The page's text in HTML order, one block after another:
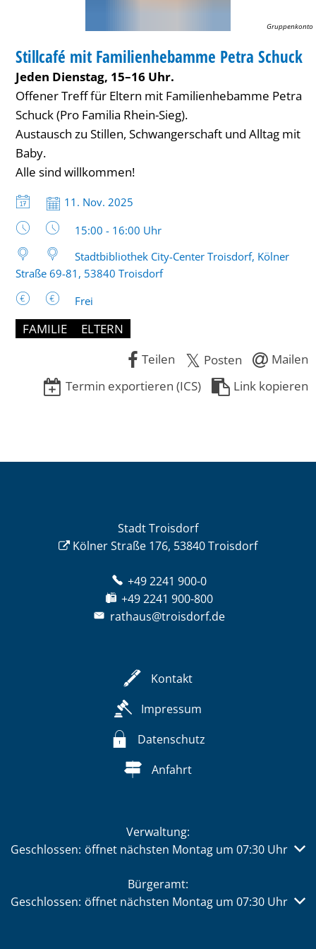
Gruppenkonto
KATEGORIE: BIBLIOTHEK
Stillcafé mit Familienhebamme Petra Schuck
Jeden Dienstag, 15–16 Uhr.
Offener Treff für Eltern mit Familienhebamme Petra
Schuck (Pro Familia Rhein-Sieg).
Austausch zu Stillen, Schwangerschaft und Alltag mit
Baby.
Alle sind willkommen!
Datum:
11. Nov. 2025
Uhrzeit:
15:00 - 16:00 Uhr
Stadtbibliothek City-Center Troisdorf, Kölner
Straße 69-81, 53840 Troisdorf
Frei
FAMILIE
ELTERN
Teilen
Posten
Mailen
Termin exportieren (ICS)
Link kopieren
Stadt Troisdorf
Kölner Straße 176, 53840 Troisdorf
+49 2241 900-0
+49 2241 900-800
rathaus@troisdorf.de
Kontakt
Impressum
Datenschutz
Anfahrt
Verwaltung:
Klicken, um weitere Öffnungs- oder Schließzeiten
Geschlossen: öffnet nächsten Montag um 07:30 Uhr
Bürgeramt:
Klicken, um weitere Öffnungs- oder Schließzeiten
Geschlossen: öffnet nächsten Montag um 07:30 Uhr